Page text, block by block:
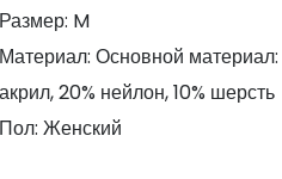
Размер: M
Материал: Основной материал:
акрил, 20% нейлон, 10% шерсть
Пол: Женский